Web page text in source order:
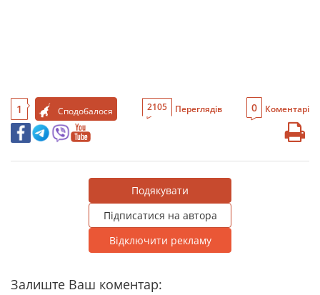
1 Сподобалося 2105 Переглядів 0 Коментарі
Подякувати
Підписатися на автора
Відключити рекламу
Залиште Ваш коментар: